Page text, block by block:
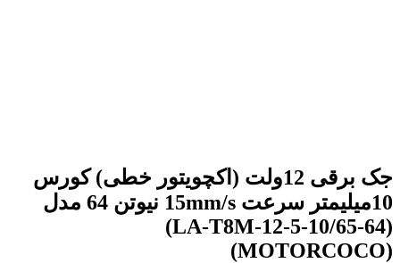
جک برقی 12ولت (اکچویتور خطی) کورس
10میلیمتر سرعت 15mm/s نیوتن 64 مدل
(LA-T8M-12-5-10/65-64)
(MOTORCOCO)